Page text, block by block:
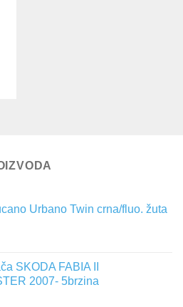
Urbano Twin crna/fluo. žuta
SKODA FABIA II
2007- 5brzina